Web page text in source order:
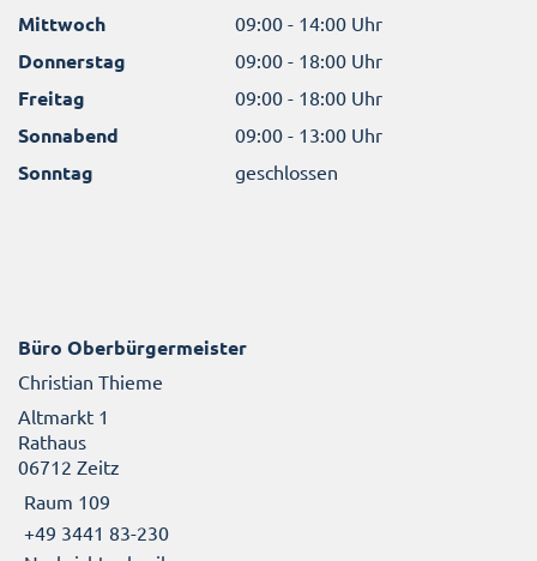
Mittwoch 09:00 - 14:00 Uhr
Donnerstag 09:00 - 18:00 Uhr
Freitag 09:00 - 18:00 Uhr
Sonnabend 09:00 - 13:00 Uhr
Sonntag geschlossen
Büro Oberbürgermeister
Christian Thieme
Altmarkt 1
Rathaus
06712 Zeitz
Raum 109
+49 3441 83-230